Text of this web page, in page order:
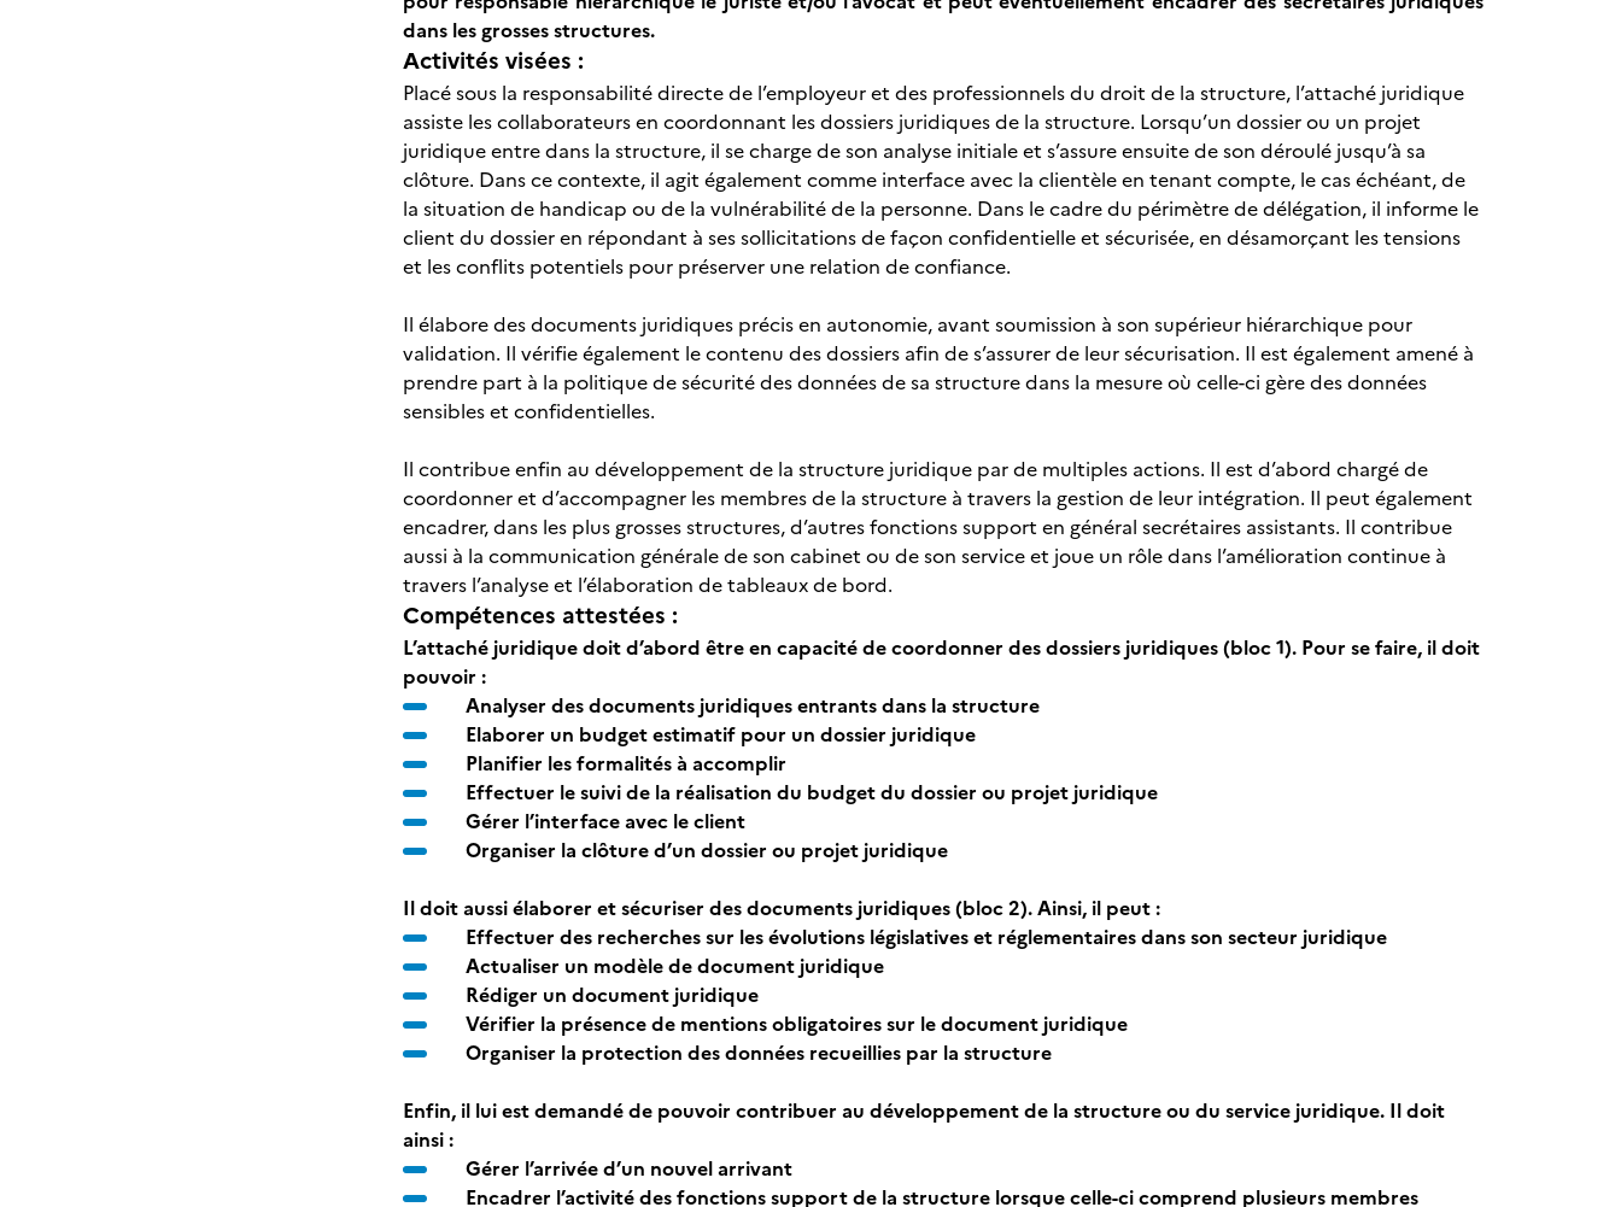
dans les grosses structures.
Activités visées :
Placé sous la responsabilité directe de l’employeur et des professionnels du droit de la structure, l’attaché juridique
assiste les collaborateurs en coordonnant les dossiers juridiques de la structure. Lorsqu’un dossier ou un projet
juridique entre dans la structure, il se charge de son analyse initiale et s’assure ensuite de son déroulé jusqu’à sa
clôture. Dans ce contexte, il agit également comme interface avec la clientèle en tenant compte, le cas échéant, de
la situation de handicap ou de la vulnérabilité de la personne. Dans le cadre du périmètre de délégation, il informe le
client du dossier en répondant à ses sollicitations de façon confidentielle et sécurisée, en désamorçant les tensions
et les conflits potentiels pour préserver une relation de confiance.
Il élabore des documents juridiques précis en autonomie, avant soumission à son supérieur hiérarchique pour
validation. Il vérifie également le contenu des dossiers afin de s’assurer de leur sécurisation. Il est également amené à
prendre part à la politique de sécurité des données de sa structure dans la mesure où celle-ci gère des données
sensibles et confidentielles.
Il contribue enfin au développement de la structure juridique par de multiples actions. Il est d’abord chargé de
coordonner et d’accompagner les membres de la structure à travers la gestion de leur intégration. Il peut également
encadrer, dans les plus grosses structures, d’autres fonctions support en général secrétaires assistants. Il contribue
aussi à la communication générale de son cabinet ou de son service et joue un rôle dans l’amélioration continue à
travers l’analyse et l’élaboration de tableaux de bord.
Compétences attestées :
L’attaché juridique doit d’abord être en capacité de coordonner des dossiers juridiques (bloc 1). Pour se faire, il doit
pouvoir :
Analyser des documents juridiques entrants dans la structure
Elaborer un budget estimatif pour un dossier juridique
Planifier les formalités à accomplir
Effectuer le suivi de la réalisation du budget du dossier ou projet juridique
Gérer l’interface avec le client
Organiser la clôture d’un dossier ou projet juridique
Il doit aussi élaborer et sécuriser des documents juridiques (bloc 2). Ainsi, il peut :
Effectuer des recherches sur les évolutions législatives et réglementaires dans son secteur juridique
Actualiser un modèle de document juridique
Rédiger un document juridique
Vérifier la présence de mentions obligatoires sur le document juridique
Organiser la protection des données recueillies par la structure
Enfin, il lui est demandé de pouvoir contribuer au développement de la structure ou du service juridique. Il doit
ainsi :
Gérer l’arrivée d’un nouvel arrivant
Encadrer l’activité des fonctions support de la structure lorsque celle-ci comprend plusieurs membres